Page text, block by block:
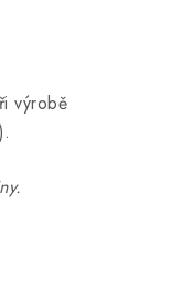
výrobě